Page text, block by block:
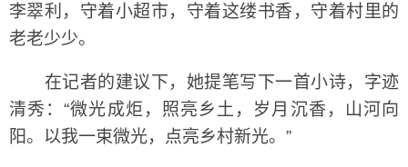
李翠利，守着小超市，守着这缕书香，守着村里的
老老少少。
在记者的建议下，她提笔写下一首小诗，字迹
清秀：“微光成炬，照亮乡土，岁月沉香，山河向
阳。以我一束微光，点亮乡村新光。”